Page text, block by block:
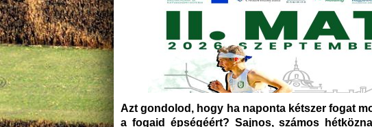
Azt gondolod, hogy ha naponta kétszer fogat
a fogaid épségéért? Sajnos, számos hétkö